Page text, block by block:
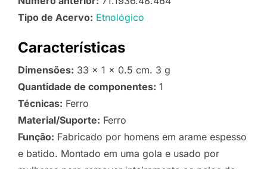
Tipo de Acervo: Etnológico
Características
Dimensões: 33 x 1 x 0.5 cm. 3 g
Quantidade de componentes: 1
Técnicas: Ferro
Material/Suporte: Ferro
Função: Fabricado por homens em arame espesso
e batido. Montado em uma gola e usado por